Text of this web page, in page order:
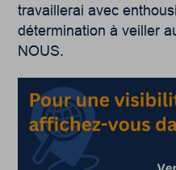
travaillerai avec
détermination à veiller
NOUS.